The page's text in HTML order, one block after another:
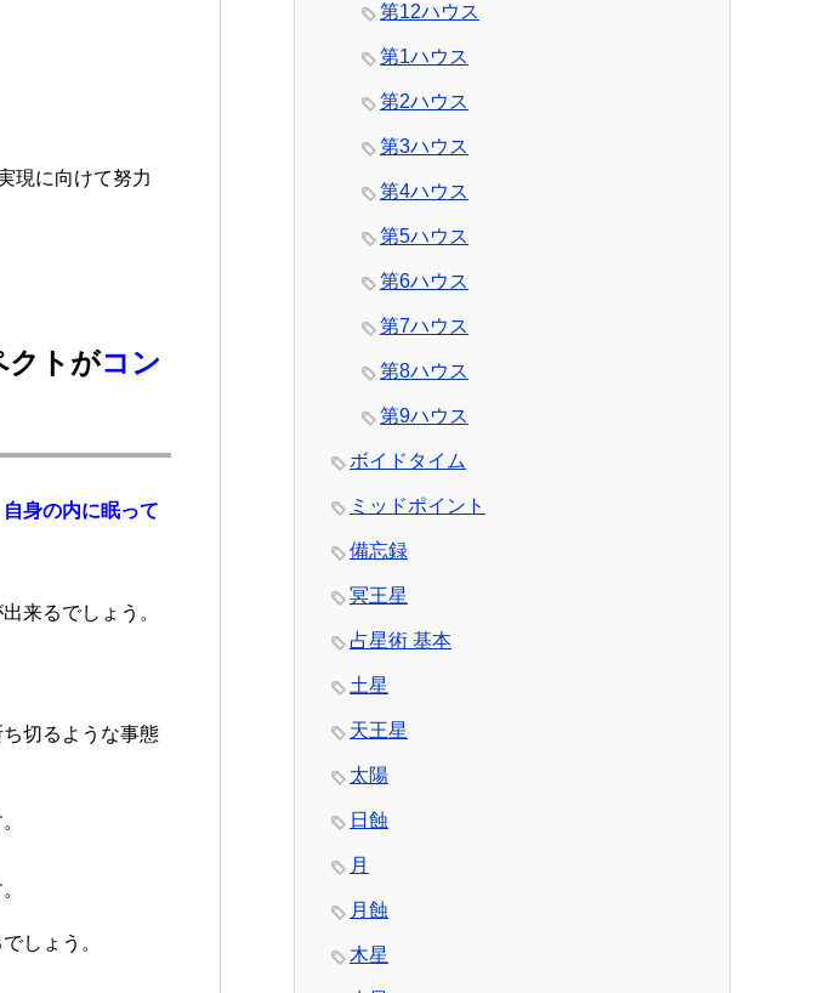
現に向けて努力
クトがコン
自身の内に眠って
来るでしょう。
切るような事態
しょう。
第12ハウス
第1ハウス
第2ハウス
第3ハウス
第4ハウス
第5ハウス
第6ハウス
第7ハウス
第8ハウス
第9ハウス
ボイドタイム
ミッドポイント
備忘録
冥王星
占星術 基本
土星
天王星
太陽
日蝕
月
月蝕
木星